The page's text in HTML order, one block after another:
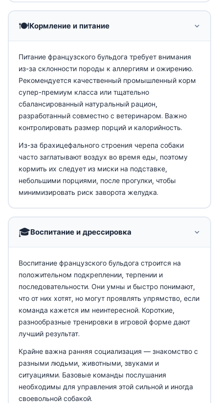
🍽️Кормление и питание
Питание французского бульдога требует внимания
из-за склонности породы к аллергиям и ожирению.
Рекомендуется качественный промышленный корм
супер-премиум класса или тщательно
сбалансированный натуральный рацион,
разработанный совместно с ветеринаром. Важно
контролировать размер порций и калорийность.
Из-за брахицефального строения черепа собаки
часто заглатывают воздух во время еды, поэтому
кормить их следует из миски на подставке,
небольшими порциями, после прогулки, чтобы
минимизировать риск заворота желудка.
🎓Воспитание и дрессировка
Воспитание французского бульдога строится на
положительном подкреплении, терпении и
последовательности. Они умны и быстро понимают,
что от них хотят, но могут проявлять упрямство, если
команда кажется им неинтересной. Короткие,
разнообразные тренировки в игровой форме дают
лучший результат.
Крайне важна ранняя социализация — знакомство с
разными людьми, животными, звуками и
ситуациями. Базовые команды послушания
необходимы для управления этой сильной и иногда
своевольной собакой.